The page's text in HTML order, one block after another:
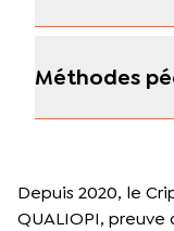
Méthodes
Depuis 2020, le
QUALIOPI,